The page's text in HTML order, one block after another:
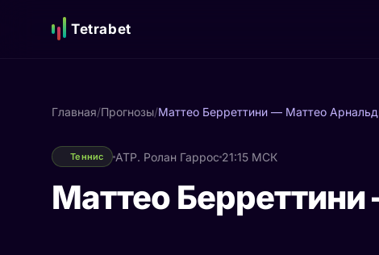
Tetrabet
Главная/Прогнозы/Маттео Берреттини — Маттео
Теннис ATP. Ролан Гаррос 21:15 МСК
Маттео